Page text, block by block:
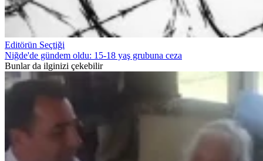
Editörün Seçtiği
Niğde'de gündem oldu: 15-18 yaş grubuna ceza
Bunlar da ilginizi çekebilir